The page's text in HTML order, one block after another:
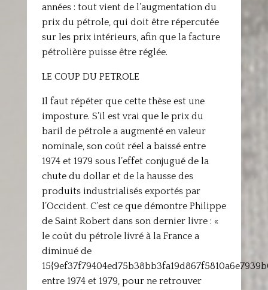
années : tout vient de l’augmentation du
prix du pétrole, qui doit être répercutée
sur les prix intérieurs, afin que la facture
pétrolière puisse être réglée.
LE COUP DU PETROLE
Il faut répéter que cette thèse est une
imposture. S’il est vrai que le prix du
baril de pétrole a augmenté en valeur
nominale, son coût réel a baissé entre
1974 et 1979 sous l’effet conjugué de la
chute du dollar et de la hausse des
produits industrialisés exportés par
l’Occident. C’est ce que démontre Philippe
de Saint Robert dans son dernier livre : «
le coût du pétrole livré à la France a
diminué de
entre 1974 et 1979, pour ne retrouver